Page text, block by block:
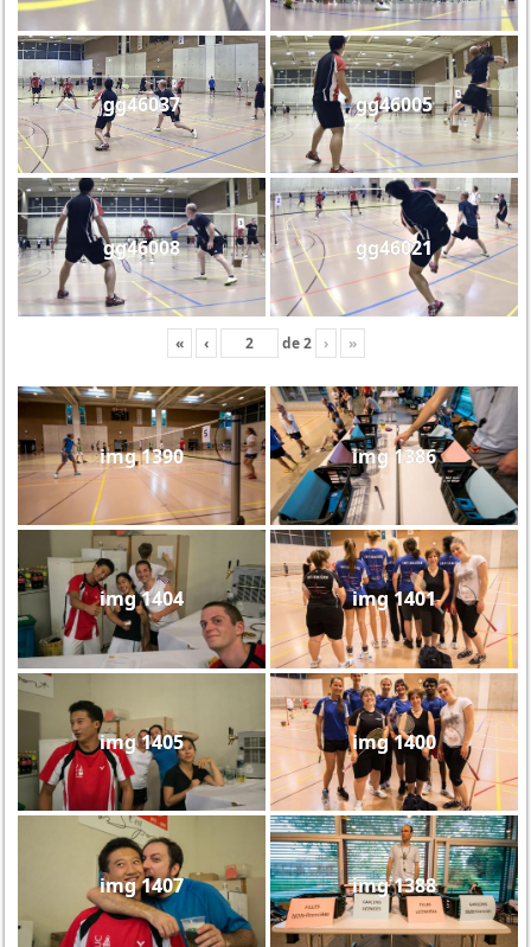
gg46037 gg46005
gg46008 gg46021
« ‹ de2 › »
img 1390 img 1386
img 1404 img 1401
img 1405 img 1400
img 1407 img 1388